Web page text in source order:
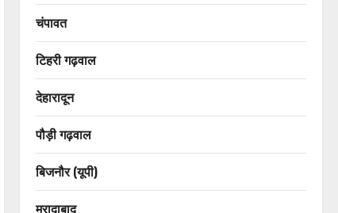
चंपावत
टिहरी गढ़वाल
देहारादून
पौड़ी गढ़वाल
बिजनौर (यूपी)
मुरादाबाद